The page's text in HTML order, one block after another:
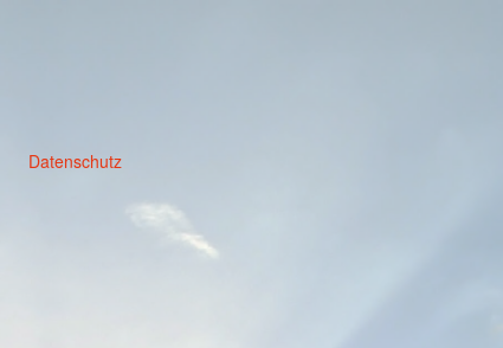
Datenschutz